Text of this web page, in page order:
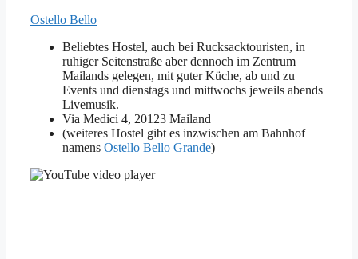
Ostello Bello
Beliebtes Hostel, auch bei Rucksacktouristen, in
ruhiger Seitenstraße aber dennoch im Zentrum
Mailands gelegen, mit guter Küche, ab und zu
Events und dienstags und mittwochs jeweils abends
Livemusik.
Via Medici 4, 20123 Mailand
(weiteres Hostel gibt es inzwischen am Bahnhof
namens Ostello Bello Grande)